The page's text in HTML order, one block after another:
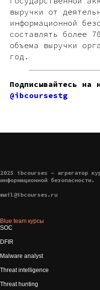
выручки от
информационной
составлять более
объема выручки
год.
Подписывайтесь на
@ibcoursestg
2025 ibcourses - агрегатор
информационной безопасности.
mail@ibcourses.ru
Blue team курсы
SOC
DFIR
Malware analyst
Threat intelligence
Threat hunting